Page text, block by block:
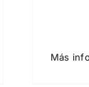
Más